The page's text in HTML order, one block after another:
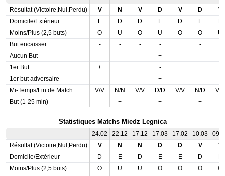
Résultat (Victoire,Nul,Perdu)
V N V D V D
V
Domicile/Extérieur
E D D E D E
Moins/Plus (2,5 buts)
O U O U O O
U
But encaisser
- - - - + -
+
Aucun But
- - - + - -
1er But
+ + + - + +
+
1er but adversaire
- - - + - -
Mi-Temps/Fin de Match
V/V N/N V/V D/D V/V N/D
V/V
But (1-25 min)
- + - + - +
Statistiques Matchs Miedz Legnica
24.02 22.12 17.12 17.03 17.02 10.03
Résultat (Victoire,Nul,Perdu)
V N N D D V
V
Domicile/Extérieur
D E D E E D
Moins/Plus (2,5 buts)
O U U O O O O